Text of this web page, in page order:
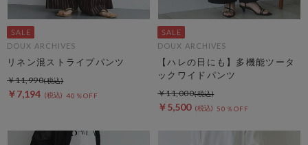
DOUX ARCHIVES
リネン混ストライプパンツ
￥7,194 40％OFF
￥11,990
DOUX ARCHIVES
【ハレの日にも】多機能ツータ
ックワイドパンツ
￥5,500 50％OFF
￥11,000